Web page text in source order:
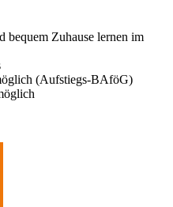
bequem Zuhause lernen im
(Aufstiegs-BAföG)